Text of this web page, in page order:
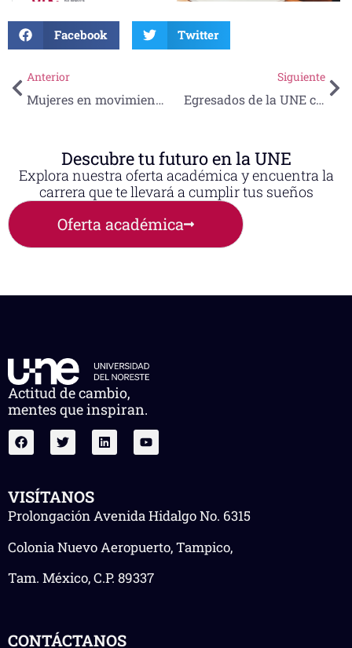
Facebook Twitter
Anterior
Mujeres en movimiento y arte con propósito: así vivió la UNE el 8 de marzo
Siguiente
Egresados de la UNE celebran solemne ceremonia de graduación
Descubre tu futuro en la UNE
Explora nuestra oferta académica y encuentra la
carrera que te llevará a cumplir tus sueños
Oferta académica
Actitud de cambio,
mentes que inspiran.
VISÍTANOS
Prolongación Avenida Hidalgo No. 6315
Colonia Nuevo Aeropuerto, Tampico,
Tam. México, C.P. 89337
CONTÁCTANOS